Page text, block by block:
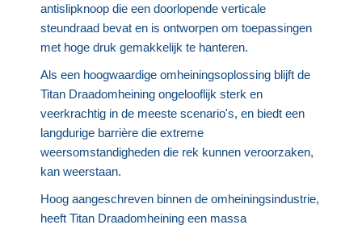
antislipknoop die een doorlopende verticale
steundraad bevat en is ontworpen om toepassingen
met hoge druk gemakkelijk te hanteren.
Als een hoogwaardige omheiningsoplossing blijft de
Titan Draadomheining ongelooflijk sterk en
veerkrachtig in de meeste scenario's, en biedt een
langdurige barrière die extreme
weersomstandigheden die rek kunnen veroorzaken,
kan weerstaan.
Hoog aangeschreven binnen de omheiningsindustrie,
heeft Titan Draadomheining een massa